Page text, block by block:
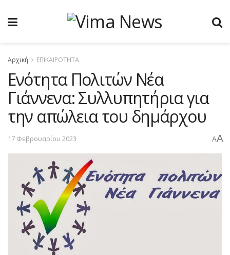
Αρχική ΕΠΙΚΑΙΡΟΤΗΤΑ
Ενότητα Πολιτών Νέα
Γιάννενα: Συλλυπητήρια για
την απώλεια του δημάρχου
17 Φεβρουαρίου 2023 AA